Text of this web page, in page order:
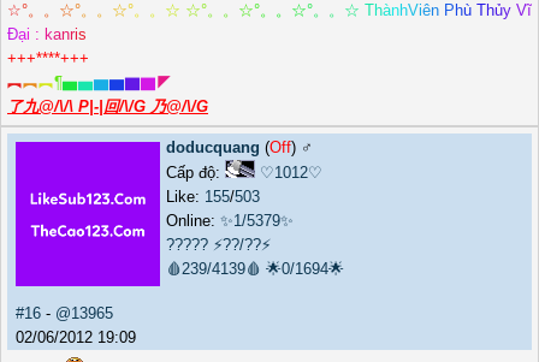
☆°。 。 ☆°。 。 ☆°。 。 ☆ ☆°。 。 ☆°。 。 ☆°。 。 ☆ ThànhViên P hù Thủy Vĩ
Đại : kanris
+++****+++
︻︻︻¶▅▅▆▆▇▇◤
了九@/\/\ P|-|回/\/G 乃@/\/G
doducquang (Off) ♂️
Cấp độ:
♡1012♡
Like: 155/503
Online: ✨1/5379✨
????? ⚡??/??⚡
🩸239/4139🩸 🌟0/1694🌟
#16 - @13965
02/06/2012 19:09